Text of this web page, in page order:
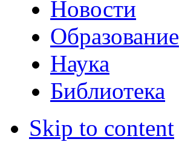
Новости
Образование
Наука
Библиотека
Skip to content